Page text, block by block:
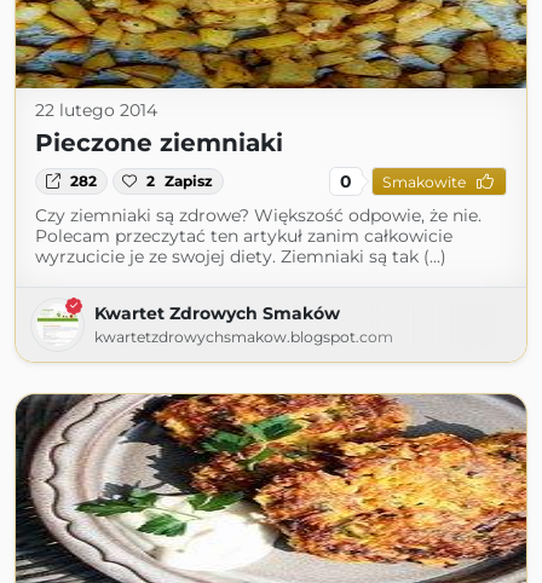
22 lutego 2014
Pieczone ziemniaki
282 2 Zapisz 0 Smakowite
Czy ziemniaki są zdrowe? Większość odpowie, że nie.
Polecam przeczytać ten artykuł zanim całkowicie
wyrzucicie je ze swojej diety. Ziemniaki są tak (...)
Kwartet Zdrowych Smaków
kwartetzdrowychsmakow.blogspot.com